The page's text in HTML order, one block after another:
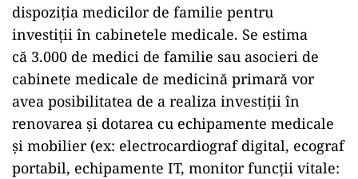
dispoziția medicilor de familie pentru
investiții în cabinetele medicale. Se estima
că 3.000 de medici de familie sau asocieri de
cabinete medicale de medicină primară vor
avea posibilitatea de a realiza investiții în
renovarea și dotarea cu echipamente medicale
și mobilier (ex: electrocardiograf digital, ecograf
portabil, echipamente IT, monitor funcții vitale: